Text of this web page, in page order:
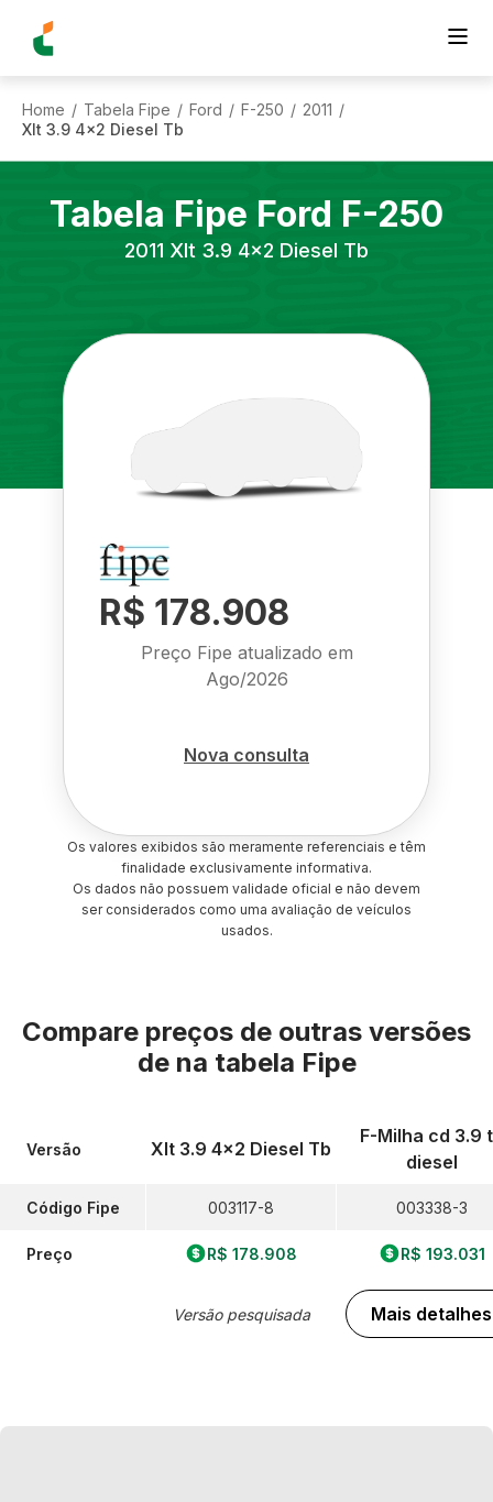
Home / Tabela Fipe / Ford / F-250 / 2011 /
Xlt 3.9 4x2 Diesel Tb
Tabela Fipe Ford F-250
2011 Xlt 3.9 4x2 Diesel Tb
R$ 178.908
Preço Fipe atualizado em
Ago/2026
Nova consulta
Os valores exibidos são meramente referenciais e têm
finalidade exclusivamente informativa.
Os dados não possuem validade oficial e não devem
ser considerados como uma avaliação de veículos
usados.
Compare preços de outras versões
de na tabela Fipe
Versão
Código Fipe
Preço
Xlt 3.9 4x2 Diesel Tb
003117-8
R$ 178.908
Versão pesquisada
F-Milha cd 3.9
diesel
003338-3
R$ 193.031
Mais detalhes